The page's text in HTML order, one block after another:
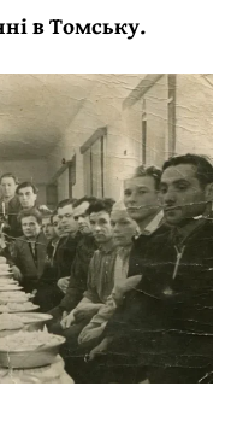
в Томську.